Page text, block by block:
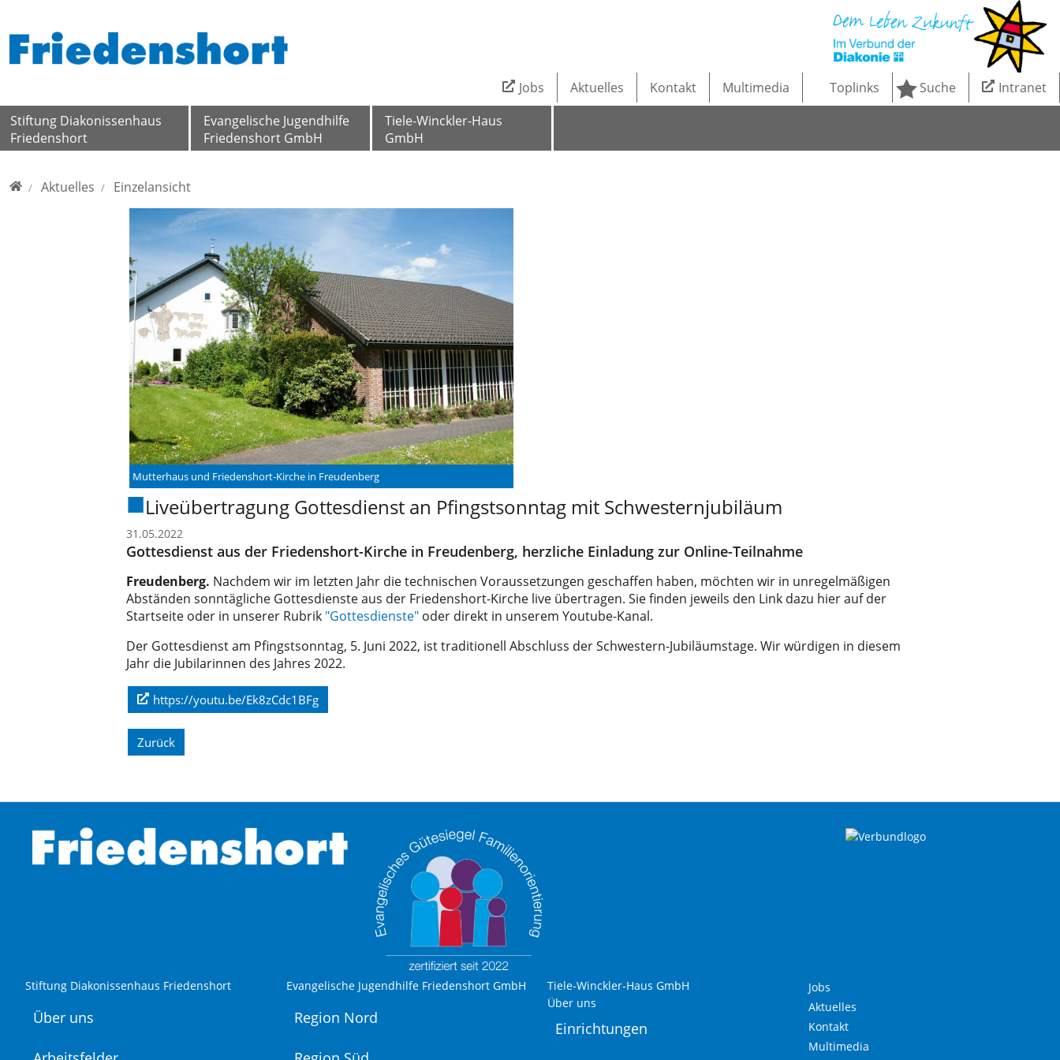
Stiftung Diakonissenhaus
Friedenshort
Evangelische Jugendhilfe
Friedenshort GmbH
Tiele-Winckler-Haus
GmbH
Jobs Aktuelles Kontakt Multimedia Toplinks Suche Intranet
HomeAktuelles Einzelansicht
Mutterhaus und Friedenshort-Kirche in Freudenberg
Liveübertragung Gottesdienst an Pfingstsonntag mit Schwesternjubiläum
31.05.2022
Gottesdienst aus der Friedenshort-Kirche in Freudenberg, herzliche Einladung zur Online-Teilnahme
Freudenberg. Nachdem wir im letzten Jahr die technischen Voraussetzungen geschaffen haben, möchten wir in unregelmäßigen
Abständen sonntägliche Gottesdienste aus der Friedenshort-Kirche live übertragen. Sie finden jeweils den Link dazu hier auf der
Startseite oder in unserer Rubrik "Gottesdienste" oder direkt in unserem Youtube-Kanal.
Der Gottesdienst am Pfingstsonntag, 5. Juni 2022, ist traditionell Abschluss der Schwestern-Jubiläumstage. Wir würdigen in diesem
Jahr die Jubilarinnen des Jahres 2022.
https://youtu.be/Ek8zCdc1BFg
Zurück
Stiftung Diakonissenhaus Friedenshort
Über uns
Evangelische Jugendhilfe Friedenshort GmbH
Region Nord
Tiele-Winckler-Haus GmbH
Über uns
Einrichtungen
Jobs
Aktuelles
Kontakt
Multimedia